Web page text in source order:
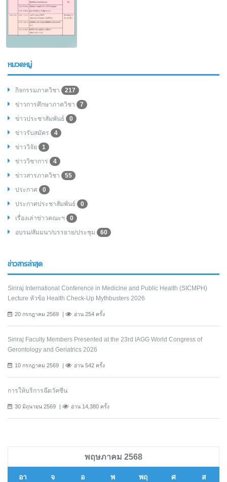
หมวดหมู่
กิจกรรมภาควิชา
217
ข่าวการศึกษาภาควิชา
7
ข่าวประชาสัมพันธ์
0
ข่าวรับสมัคร
4
ข่าววิจัย
1
ข่าววิชาการ
4
ข่าวสารภาควิชา
55
ประกาศ
0
ประกาศประชาสัมพันธ์
0
เรื่องเล่าข่าวคณะฯ
0
อบรม/สัมมนา/บรรยาย/ประชุม
60
ข่าวสารล่าสุด
Siriraj International Conference in Medicine and Public Health (SICMPH)
Lecture หัวข้อ Health Check-Up Mythbusters 2026
20 กรกฎาคม 2569 อ่าน 254 ครั้ง
Siriraj Faculty Members Presented at the 23rd IAGG World Congress of
Gerontology and Geriatrics 2026
10 กรกฎาคม 2569 อ่าน 542 ครั้ง
การให้บริการฉีดวัคซีน
30 มิถุนายน 2569 อ่าน 14,380 ครั้ง
พฤษภาคม 2568
อา จ อ พ พฤ ศ ส